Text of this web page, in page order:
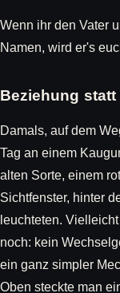
Wenn ihr den Vater
Namen, wird er's
Beziehung
Damals, auf dem
Tag an einem
alten Sorte, einem
Sichtfenster, hinter
leuchteten.
noch: kein
ein ganz simpler
Oben steckte man